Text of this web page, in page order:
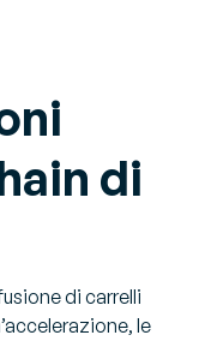
di
di carrelli
le